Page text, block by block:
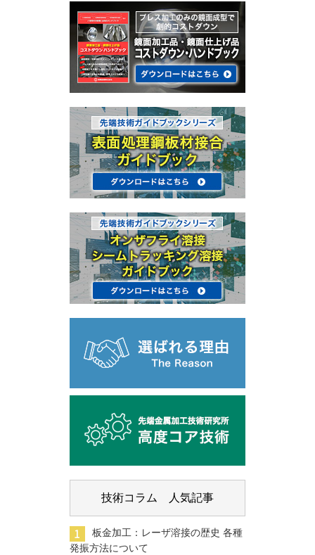
技術コラム 人気記事
板金加工：レーザ溶接の歴史 各種
発振方法について